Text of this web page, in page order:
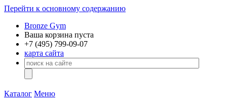
Перейти к основному содержанию
Bronze Gym
Ваша корзина пуста
+7 (495) 799-09-07
карта сайта
Каталог Меню